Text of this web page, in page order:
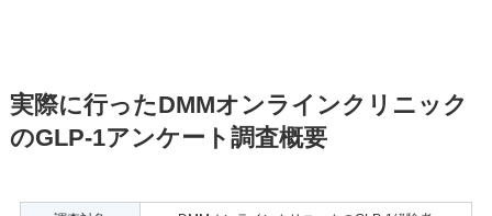
実際に行ったDMMオンラインクリニック
のGLP-1アンケート調査概要